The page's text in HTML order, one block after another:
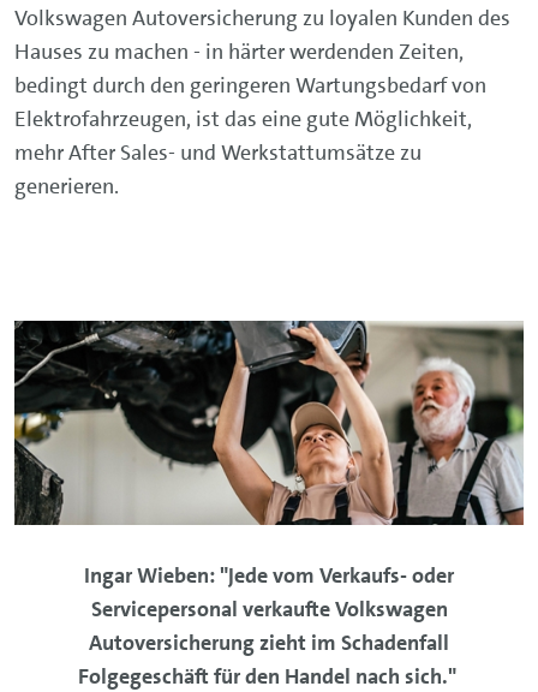
Volkswagen Autoversicherung zu loyalen Kunden des
Hauses zu machen - in härter werdenden Zeiten,
bedingt durch den geringeren Wartungsbedarf von
Elektrofahrzeugen, ist das eine gute Möglichkeit,
mehr After Sales- und Werkstattumsätze zu
generieren.
Ingar Wieben: "Jede vom Verkaufs- oder
Servicepersonal verkaufte Volkswagen
Autoversicherung zieht im Schadenfall
Folgegeschäft für den Handel nach sich."